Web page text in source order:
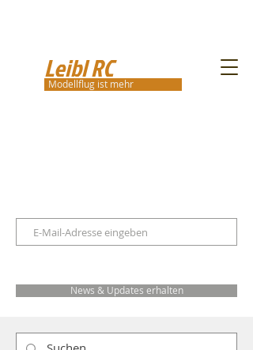
Leibl RC
Modellflug ist mehr
News & Updates erhalten